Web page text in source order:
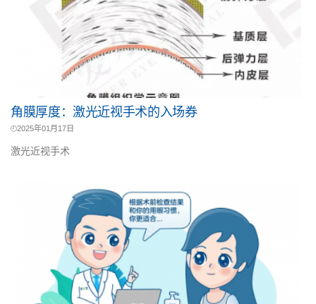
角膜厚度：激光近视手术的入场券
2025年01月17日
激光近视手术